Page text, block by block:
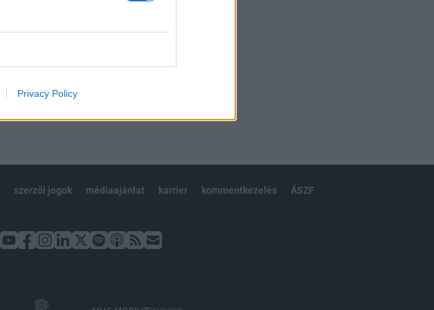
Privacy Policy
szerzői jogok médiaajánlat karrier kommentkezelés ÁSZF